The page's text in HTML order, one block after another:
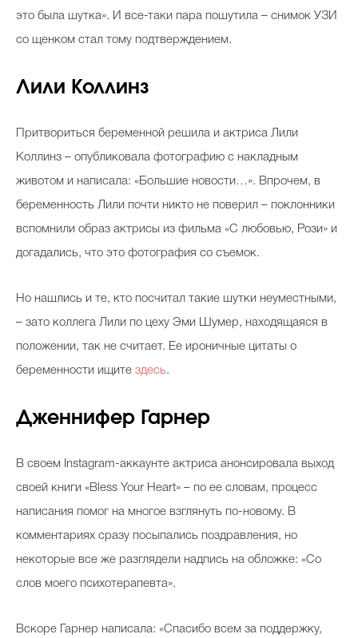
это была шутка». И все-таки пара пошутила – снимок УЗИ
со щенком стал тому подтверждением.
Лили Коллинз
Притвориться беременной решила и актриса Лили
Коллинз – опубликовала фотографию с накладным
животом и написала: «Большие новости…». Впрочем, в
беременность Лили почти никто не поверил – поклонники
вспомнили образ актрисы из фильма «С любовью, Рози» и
догадались, что это фотография со съемок.
Но нашлись и те, кто посчитал такие шутки неуместными,
– зато коллега Лили по цеху Эми Шумер, находящаяся в
положении, так не считает. Ее ироничные цитаты о
беременности ищите здесь.
Дженнифер Гарнер
В своем Instagram-аккаунте актриса анонсировала выход
своей книги «Bless Your Heart» – по ее словам, процесс
написания помог на многое взглянуть по-новому. В
комментариях сразу посыпались поздравления, но
некоторые все же разглядели надпись на обложке: «Со
слов моего психотерапевта».
Вскоре Гарнер написала: «Спасибо всем за поддержку,